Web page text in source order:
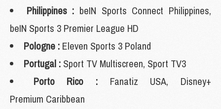
Philippines : beIN Sports Connect Philippines,
beIN Sports 3 Premier League HD
Pologne : Eleven Sports 3 Poland
Portugal : Sport TV Multiscreen, Sport TV3
Porto Rico : Fanatiz USA, Disney+
Premium Caribbean